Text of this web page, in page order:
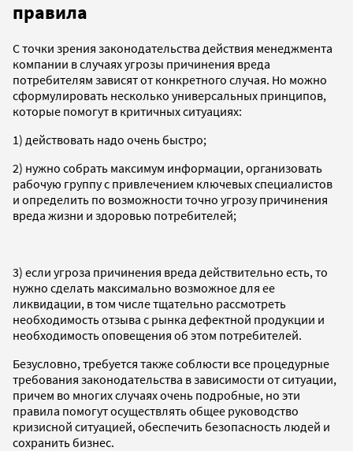
правила
С точки зрения законодательства действия менеджмента
компании в случаях угрозы причинения вреда
потребителям зависят от конкретного случая. Но можно
сформулировать несколько универсальных принципов,
которые помогут в критичных ситуациях:
1) действовать надо очень быстро;
2) нужно собрать максимум информации, организовать
рабочую группу с привлечением ключевых специалистов
и определить по возможности точно угрозу причинения
вреда жизни и здоровью потребителей;
3) если угроза причинения вреда действительно есть, то
нужно сделать максимально возможное для ее
ликвидации, в том числе тщательно рассмотреть
необходимость отзыва с рынка дефектной продукции и
необходимость оповещения об этом потребителей.
Безусловно, требуется также соблюсти все процедурные
требования законодательства в зависимости от ситуации,
причем во многих случаях очень подробные, но эти
правила помогут осуществлять общее руководство
кризисной ситуацией, обеспечить безопасность людей и
сохранить бизнес.